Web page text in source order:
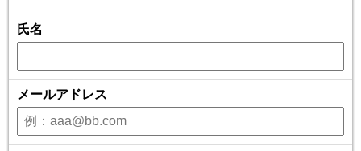
氏名
メールアドレス